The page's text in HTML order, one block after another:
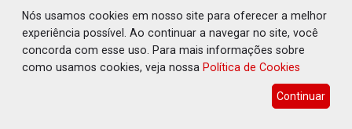
Nossa paixão nacional não pode ser
violência - por Larina Rosa
16 de Julho de 2026 às 09:31
Nós usamos cookies em nosso site para oferecer a melhor
experiência possível. Ao continuar a navegar no site, você
concorda com esse uso. Para mais informações sobre
como usamos cookies, veja nossa Política de Cookies
Continuar